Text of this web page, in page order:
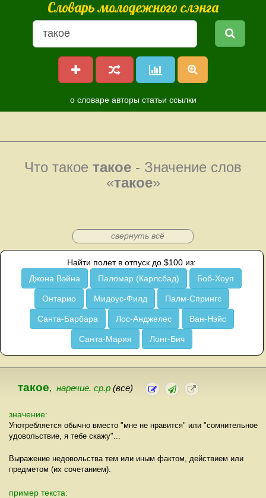
Словарь молодежного слэнга
о словаре авторы статьи ссылки
Что такое такое - Значение слов
«такое»
свернуть всё
Найти полет в отпуск до $100 из:
Джона Вэйна
Паломар (Карлсбад) Боб-Хоуп
Онтарио Мидоус-Филд Палм-Спрингс
Санта-Барбара Лос-Анджелес Ван-Нэйс
Санта-Мария Лонг-Бич
такое, наречие. ср.р (все)
значение:
Употребляется обычно вместо "мне не нравится" или "сомнительное
удовольствие, я тебе скажу"...
Выражение недовольства тем или иным фактом, действием или
предметом (их сочетанием).
пример текста: